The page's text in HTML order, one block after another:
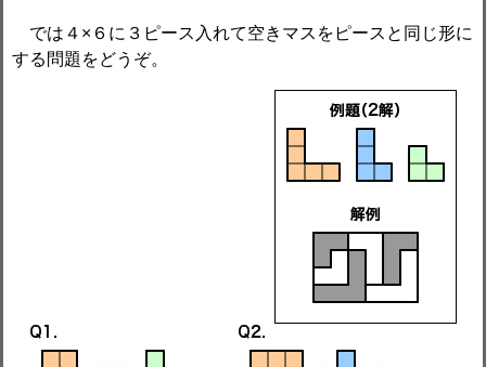
では４×６に３ピース入れて空きマスをピースと同じ形に
する問題をどうぞ。